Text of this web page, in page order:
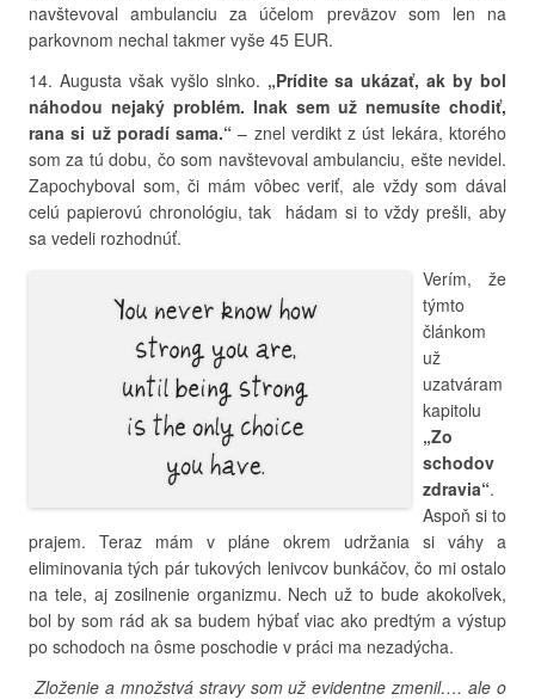
navštevoval ambulanciu za účelom preväzov som len na
parkovnom nechal takmer vyše 45 EUR.
14. Augusta však vyšlo slnko. „Prídite sa ukázať, ak by bol
náhodou nejaký problém. Inak sem už nemusíte chodiť,
rana si už poradí sama.“ – znel verdikt z úst lekára, ktorého
som za tú dobu, čo som navštevoval ambulanciu, ešte nevidel.
Zapochyboval som, či mám vôbec veriť, ale vždy som dával
celú papierovú chronológiu, tak hádam si to vždy prešli, aby
sa vedeli rozhodnúť.
Verím, že
týmto
článkom
už
uzatváram
kapitolu
„Zo
schodov
zdravia“.
Aspoň si to
prajem. Teraz mám v pláne okrem udržania si váhy a
eliminovania tých pár tukových lenivcov bunkáčov, čo mi ostalo
na tele, aj zosilnenie organizmu. Nech už to bude akokoľvek,
bol by som rád ak sa budem hýbať viac ako predtým a výstup
po schodoch na ôsme poschodie v práci ma nezadýcha.
Zloženie a množstvá stravy som už evidentne zmenil…. ale o